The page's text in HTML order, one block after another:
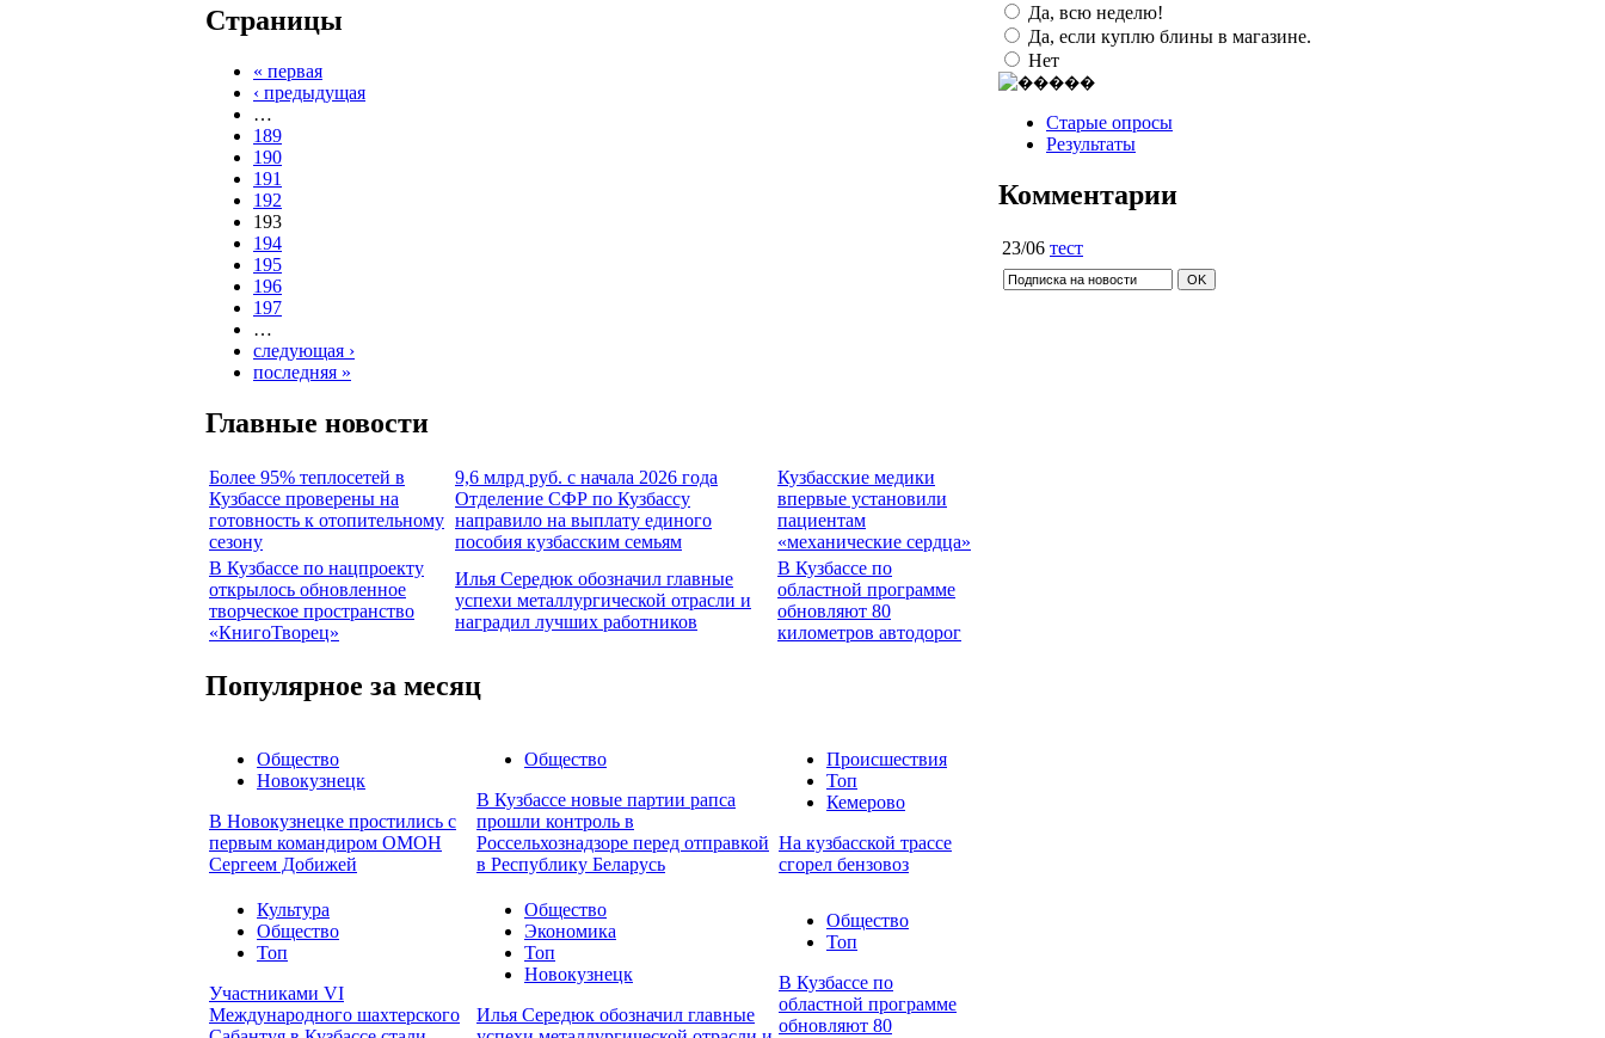
Страницы
« первая
‹ предыдущая
…
189
190
191
192
193
194
195
196
197
…
следующая ›
последняя »
Главные новости
Более 95% теплосетей в
Кузбассе проверены на
готовность к отопительному
сезону
9,6 млрд руб. с начала 2026 года
Отделение СФР по Кузбассу
направило на выплату единого
пособия кузбасским семьям
Кузбасские медики
впервые установили
пациентам
«механические сердца»
В Кузбассе по нацпроекту
открылось обновленное
творческое пространство
«КнигоТворец»
Илья Середюк обозначил главные
успехи металлургической отрасли и
наградил лучших работников
В Кузбассе по
областной программе
обновляют 80
километров автодорог
Популярное за месяц
Общество
Новокузнецк
В Новокузнецке простились с
первым командиром ОМОН
Сергеем Добижей
Общество
В Кузбассе новые партии рапса
прошли контроль в
Россельхознадзоре перед отправкой
в Республику Беларусь
Происшествия
Топ
Кемерово
На кузбасской трассе
сгорел бензовоз
Культура
Общество
Топ
Участниками VI
Международного шахтерского
Общество
Экономика
Топ
Новокузнецк
Илья Середюк обозначил главные
Общество
Топ
В Кузбассе по
областной программе
обновляют 80
Да, всю неделю!
Да, если куплю блины в магазине.
Нет
Старые опросы
Результаты
Комментарии
23/06 тест